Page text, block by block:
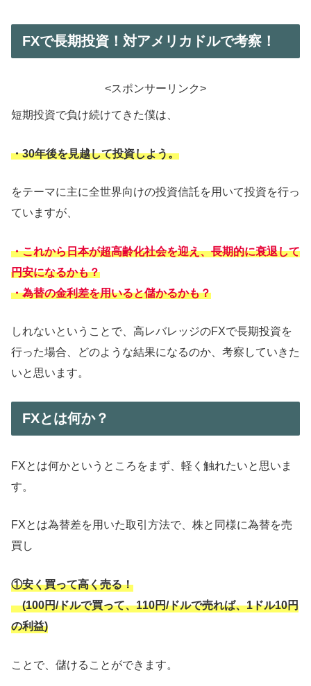
FXで長期投資！対アメリカドルで考察！
<スポンサーリンク>
短期投資で負け続けてきた僕は、
・30年後を見越して投資しよう。
をテーマに主に全世界向けの投資信託を用いて投資を行っ
ていますが、
・これから日本が超高齢化社会を迎え、長期的に衰退して
円安になるかも？
・為替の金利差を用いると儲かるかも？
しれないということで、高レバレッジのFXで長期投資を
行った場合、どのような結果になるのか、考察していきた
いと思います。
FXとは何か？
FXとは何かというところをまず、軽く触れたいと思いま
す。
FXとは為替差を用いた取引方法で、株と同様に為替を売
買し
①安く買って高く売る！
(100円/ドルで買って、110円/ドルで売れば、1ドル10円
の利益)
ことで、儲けることができます。